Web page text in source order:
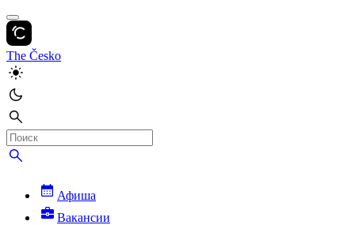
The Česko
Афиша
Вакансии